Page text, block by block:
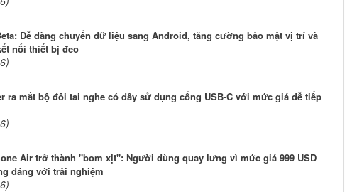
Dễ dàng chuyển dữ liệu sang Android, tăng cường bảo mật vị trí và
nối thiết bị đeo
ra mắt bộ đôi tai nghe có dây sử dụng cổng USB-C với mức giá dễ tiếp
Air trở thành "bom xịt": Người dùng quay lưng vì mức giá 999 USD
đáng với trải nghiệm